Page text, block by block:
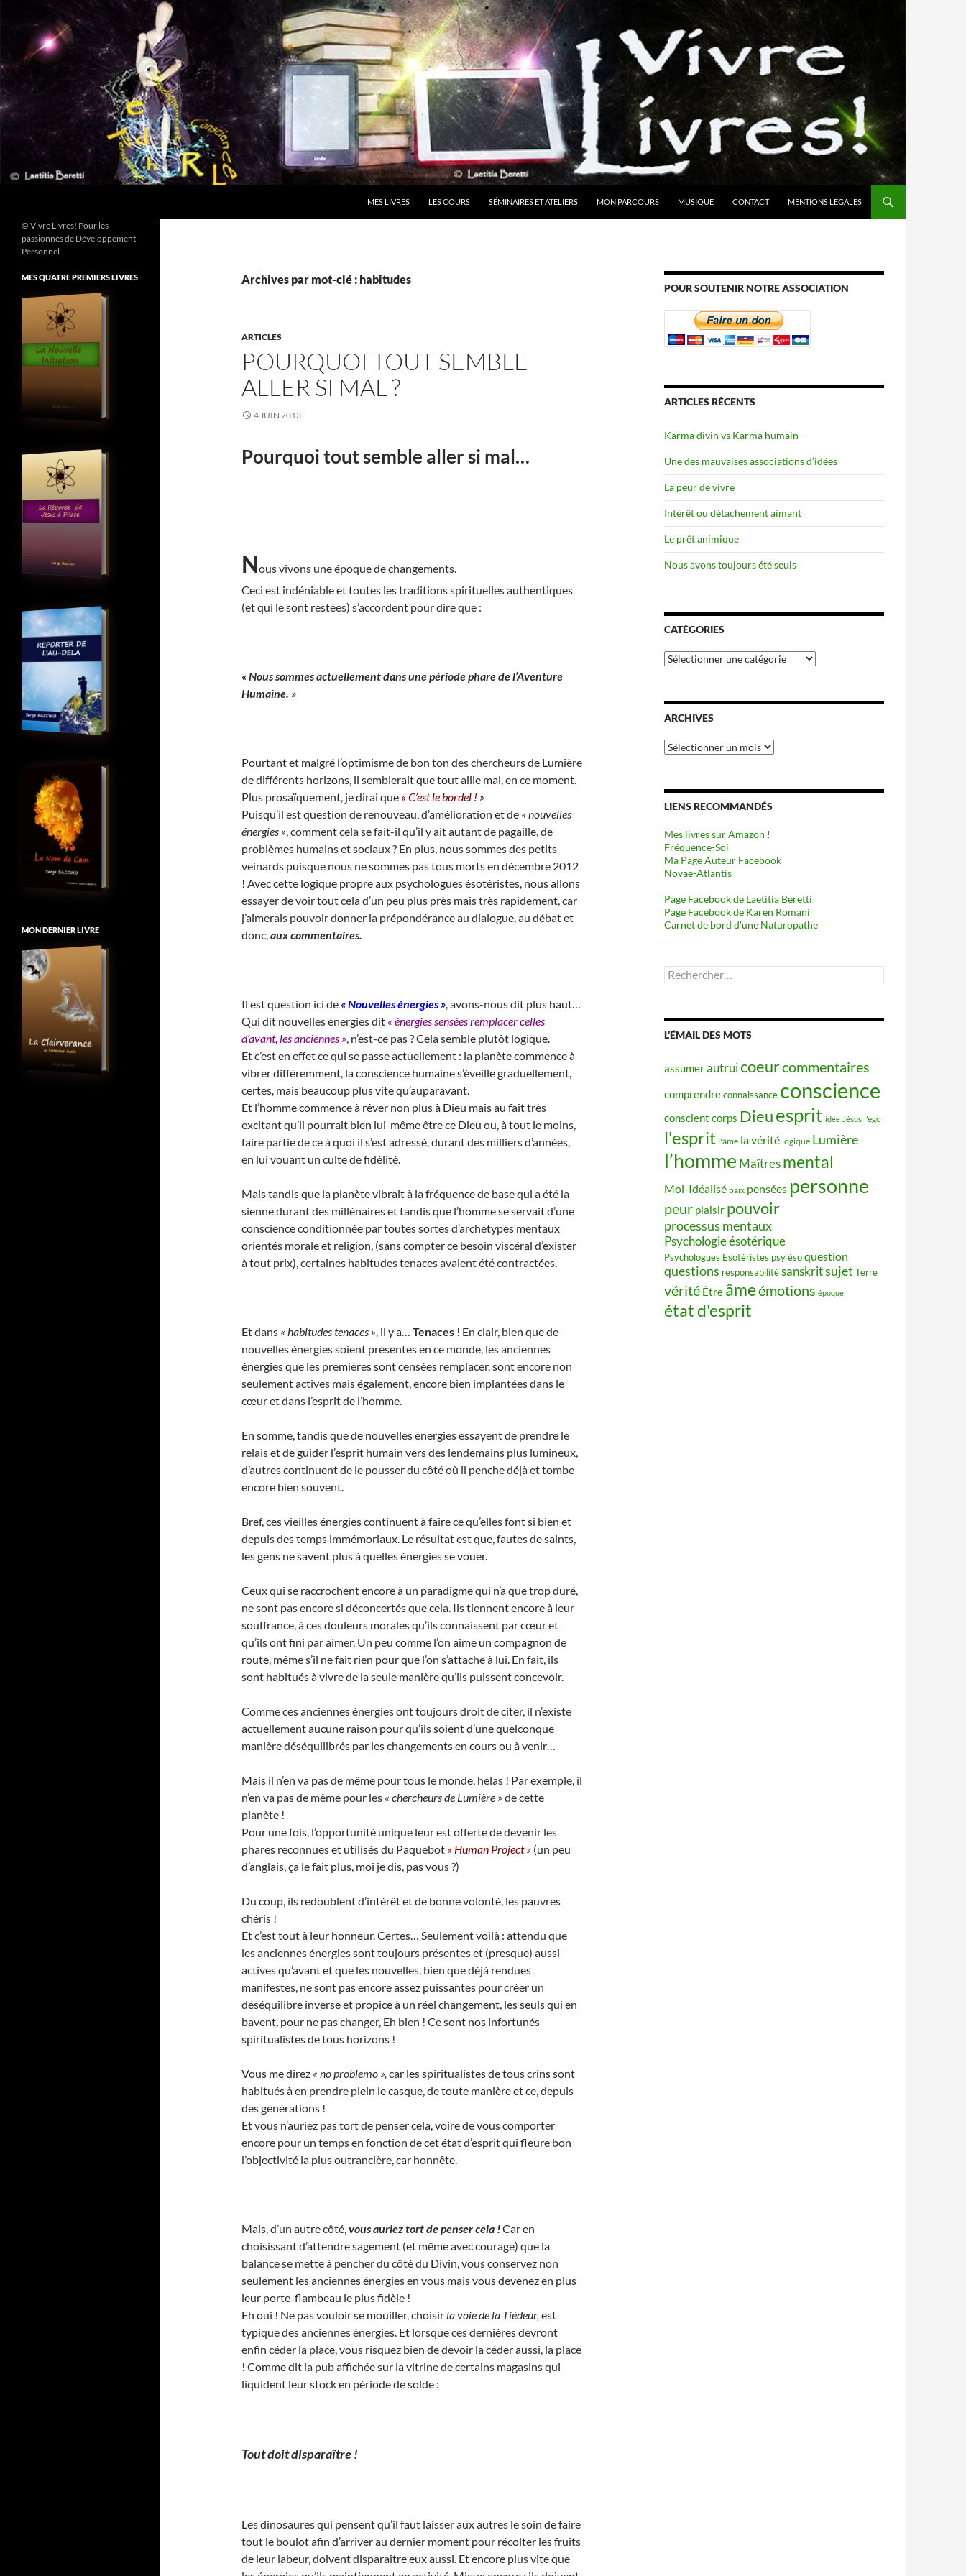
contenu
MES LIVRES LES COURS SÉMINAIRES ET ATELIERS MON PARCOURS MUSIQUE CONTACT MENTIONS LÉGALES
Archives par mot-clé : habitudes
ARTICLES
POURQUOI TOUT SEMBLE
ALLER SI MAL ?
4 JUIN 2013
Pourquoi tout semble aller si mal…
Nous vivons une époque de changements.
Ceci est indéniable et toutes les traditions spirituelles authentiques
(et qui le sont restées) s’accordent pour dire que :
« Nous sommes actuellement dans une période phare de l’Aventure
Humaine. »
Pourtant et malgré l’optimisme de bon ton des chercheurs de Lumière
de différents horizons, il semblerait que tout aille mal, en ce moment.
Plus prosaïquement, je dirai que « C’est le bordel ! »
Puisqu’il est question de renouveau, d’amélioration et de « nouvelles
énergies », comment cela se fait-il qu’il y ait autant de pagaille, de
problèmes humains et sociaux ? En plus, nous sommes des petits
veinards puisque nous ne sommes pas tous morts en décembre 2012
! Avec cette logique propre aux psychologues ésotéristes, nous allons
essayer de voir tout cela d’un peu plus près mais très rapidement, car
j’aimerais pouvoir donner la prépondérance au dialogue, au débat et
donc,aux commentaires.
Il est question ici de « Nouvelles énergies », avons-nous dit plus haut…
Qui dit nouvelles énergies dit « énergies sensées remplacer celles
d’avant, les anciennes », n’est-ce pas ? Cela semble plutôt logique.
Et c’est en effet ce qui se passe actuellement : la planète commence à
vibrer différemment, la conscience humaine s’éveille graduellement,
certes, mais beaucoup plus vite qu’auparavant.
Et l’homme commence à rêver non plus à Dieu mais au fait très
excitant qu’il pourrait bien lui-même être ce Dieu ou, à tout le moins,
faire partie de ce à quoi il s’est adressé, durant des milliers d’années,
en lui vouant un culte de fidélité.
Mais tandis que la planète vibrait à la fréquence de base qui a été la
sienne durant des millénaires et tandis que l’homme se servait d’une
conscience conditionnée par toutes sortes d’archétypes mentaux
orientés morale et religion, (sans compter ce besoin viscéral d’exister
à tout prix), certaines habitudes tenaces avaient été contractées.
Et dans « habitudes tenaces », il y a… Tenaces ! En clair, bien que de
nouvelles énergies soient présentes en ce monde, les anciennes
énergies que les premières sont censées remplacer, sont encore non
seulement actives mais également, encore bien implantées dans le
cœur et dans l’esprit de l’homme.
En somme, tandis que de nouvelles énergies essayent de prendre le
relais et de guider l’esprit humain vers des lendemains plus lumineux,
d’autres continuent de le pousser du côté où il penche déjà et tombe
encore bien souvent.
Bref, ces vieilles énergies continuent à faire ce qu’elles font si bien et
depuis des temps immémoriaux. Le résultat est que, fautes de saints,
les gens ne savent plus à quelles énergies se vouer.
Ceux qui se raccrochent encore à un paradigme qui n’a que trop duré,
ne sont pas encore si déconcertés que cela. Ils tiennent encore à leur
souffrance, à ces douleurs morales qu’ils connaissent par cœur et
qu’ils ont fini par aimer. Un peu comme l’on aime un compagnon de
route, même s’il ne fait rien pour que l’on s’attache à lui. En fait, ils
sont habitués à vivre de la seule manière qu’ils puissent concevoir.
Comme ces anciennes énergies ont toujours droit de citer, il n’existe
actuellement aucune raison pour qu’ils soient d’une quelconque
manière déséquilibrés par les changements en cours ou à venir…
Mais il n’en va pas de même pour tous le monde, hélas ! Par exemple, il
n’en va pas de même pour les « chercheurs de Lumière » de cette
planète !
Pour une fois, l’opportunité unique leur est offerte de devenir les
phares reconnues et utilisés du Paquebot « Human Project » (un peu
d’anglais, ça le fait plus, moi je dis, pas vous ?)
Du coup, ils redoublent d’intérêt et de bonne volonté, les pauvres
chéris !
Et c’est tout à leur honneur. Certes… Seulement voilà : attendu que
les anciennes énergies sont toujours présentes et (presque) aussi
actives qu’avant et que les nouvelles, bien que déjà rendues
manifestes, ne sont pas encore assez puissantes pour créer un
déséquilibre inverse et propice à un réel changement, les seuls qui en
bavent, pour ne pas changer, Eh bien ! Ce sont nos infortunés
spiritualistes de tous horizons !
Vous me direz « no problemo », car les spiritualistes de tous crins sont
habitués à en prendre plein le casque, de toute manière et ce, depuis
des générations !
Et vous n’auriez pas tort de penser cela, voire de vous comporter
encore pour un temps en fonction de cet état d’esprit qui fleure bon
l’objectivité la plus outrancière, car honnête.
Mais, d’un autre côté,vous auriez tort de penser cela !Car en
choisissant d’attendre sagement (et même avec courage) que la
balance se mette à pencher du côté du Divin, vous conservez non
seulement les anciennes énergies en vous mais vous devenez en plus
leur porte-flambeau le plus fidèle !
Eh oui ! Ne pas vouloir se mouiller, choisir la voie de la Tiédeur, est
typique des anciennes énergies. Et lorsque ces dernières devront
enfin céder la place, vous risquez bien de devoir la céder aussi, la place
! Comme dit la pub affichée sur la vitrine de certains magasins qui
liquident leur stock en période de solde :
Tout doit disparaître !
Les dinosaures qui pensent qu’il faut laisser aux autres le soin de faire
tout le boulot afin d’arriver au dernier moment pour récolter les fruits
de leur labeur, doivent disparaître eux aussi. Et encore plus vite que
POUR SOUTENIR NOTRE ASSOCIATION
ARTICLES RÉCENTS
Karma divin vs Karma humain
Une des mauvaises associations d’idées
La peur de vivre
Intérêt ou détachement aimant
Le prêt animique
Nous avons toujours été seuls
CATÉGORIES
Catégories
ARCHIVES
Archives
LIENS RECOMMANDÉS
Mes livres sur Amazon !
Fréquence-Soi
Ma Page Auteur Facebook
Novae-Atlantis
Page Facebook de Laetitia Beretti
Page Facebook de Karen Romani
Carnet de bord d’une Naturopathe
Rechercher :
L’ÉMAIL DES MOTS
assumerautruicoeurcommentaires
comprendreconnaissance conscience
conscient corps Dieuesprit idée Jésus l'ego
l'esprit l'âme la vérité logique Lumière
l’homme Maîtres mental
Moi-Idéalisé paix pensées personne
peur plaisir pouvoir
processus mentaux
Psychologie ésotérique
Psychologues Esotéristes psy ésoquestion
questions responsabilitésanskritsujet Terre
vérité Être âmeémotions époque
état d'esprit
© Vivre Livres! Pour les
passionnés de Développement
Personnel
MES QUATRE PREMIERS LIVRES
MON DERNIER LIVRE